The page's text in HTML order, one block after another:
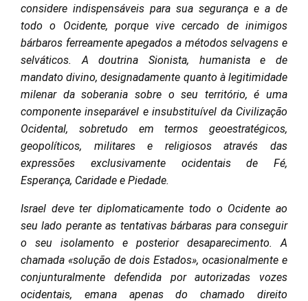
considere indispensáveis para sua segurança e a de
todo o Ocidente, porque vive cercado de inimigos
bárbaros ferreamente apegados a métodos selvagens e
selváticos. A doutrina Sionista, humanista e de
mandato divino, designadamente quanto à legitimidade
milenar da soberania sobre o seu território, é uma
componente inseparável e insubstituível da Civilização
Ocidental, sobretudo em termos geoestratégicos,
geopolíticos, militares e religiosos através das
expressões exclusivamente ocidentais de Fé,
Esperança, Caridade e Piedade.
Israel deve ter diplomaticamente todo o Ocidente ao
seu lado perante as tentativas bárbaras para conseguir
o seu isolamento e posterior desaparecimento. A
chamada «solução de dois Estados», ocasionalmente e
conjunturalmente defendida por autorizadas vozes
ocidentais, emana apenas do chamado direito